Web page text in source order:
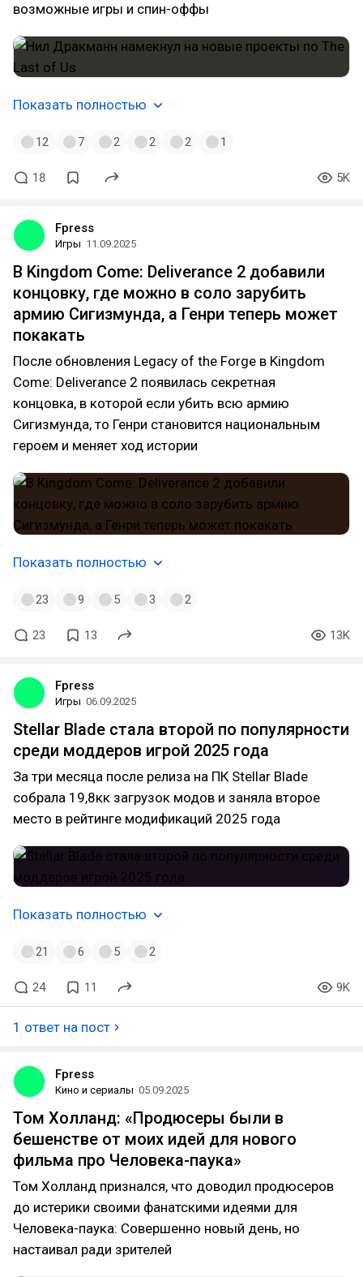
возможные игры и спин-оффы
Показать полностью
12 7 2 2 2 1
18 5K
Fpress
Игры 11.09.2025
В Kingdom Come: Deliverance 2 добавили
концовку, где можно в соло зарубить
армию Сигизмунда, а Генри теперь может
покакать
После обновления Legacy of the Forge в Kingdom
Come: Deliverance 2 появилась секретная
концовка, в которой если убить всю армию
Сигизмунда, то Генри становится национальным
героем и меняет ход истории
Показать полностью
23 9 5 3 2
23 13 13K
Fpress
Игры 06.09.2025
Stellar Blade стала второй по популярности
среди моддеров игрой 2025 года
За три месяца после релиза на ПК Stellar Blade
собрала 19,8кк загрузок модов и заняла второе
место в рейтинге модификаций 2025 года
Показать полностью
21 6 5 2
24 11 9K
1 ответ на пост
Fpress
Кино и сериалы 05.09.2025
Том Холланд: «Продюсеры были в
бешенстве от моих идей для нового
фильма про Человека-паука»
Том Холланд признался, что доводил продюсеров
до истерики своими фанатскими идеями для
Человека-паука: Совершенно новый день, но
настаивал ради зрителей